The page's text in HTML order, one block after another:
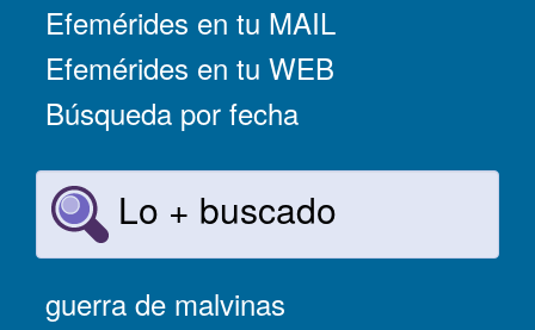
Efemérides en tu MAIL
Efemérides en tu WEB
Búsqueda por fecha
Lo + buscado
guerra de malvinas